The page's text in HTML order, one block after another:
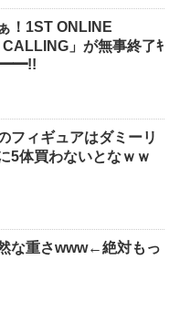
！1ST ONLINE
」が無事終了ｷ
フィギュアはダミーリ
5体買わないとなｗｗ
な重さwww←絶対もっ